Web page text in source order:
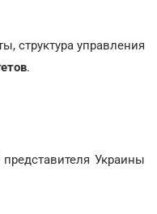
структура управления
.
Украины